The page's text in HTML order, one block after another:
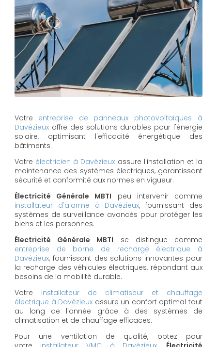
Votre
entreprise de panneaux photovoltaïques à
Davézieux offre des solutions durables pour l'énergie
solaire, optimisant l'efficacité énergétique des
bâtiments.
Votre électricien à Davézieux assure l'installation et la
maintenance des systèmes électriques, garantissant
sécurité et conformité aux normes en vigueur.
Électricité Générale MBTI peu intervenir comme
installateur d'alarme à Davézieux, fournissant des
systèmes de surveillance avancés pour protéger les
biens et les personnes.
Électricité Générale MBTI se distingue comme
entreprise de borne de recharge électrique à
Davézieux, fournissant des solutions innovantes pour
la recharge des véhicules électriques, répondant aux
besoins de la mobilité durable.
Votre installateur de climatiseur et chauffage
électrique à Davézieux assure un confort optimal tout
au long de l'année grâce à des systèmes de
climatisation et de chauffage efficaces.
Pour une ventilation de qualité, optez pour